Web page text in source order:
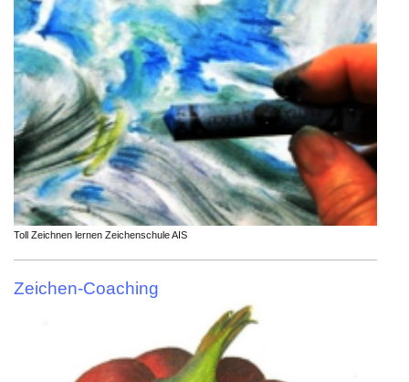
Toll Zeichnen lernen Zeichenschule AIS
Zeichen-Coaching